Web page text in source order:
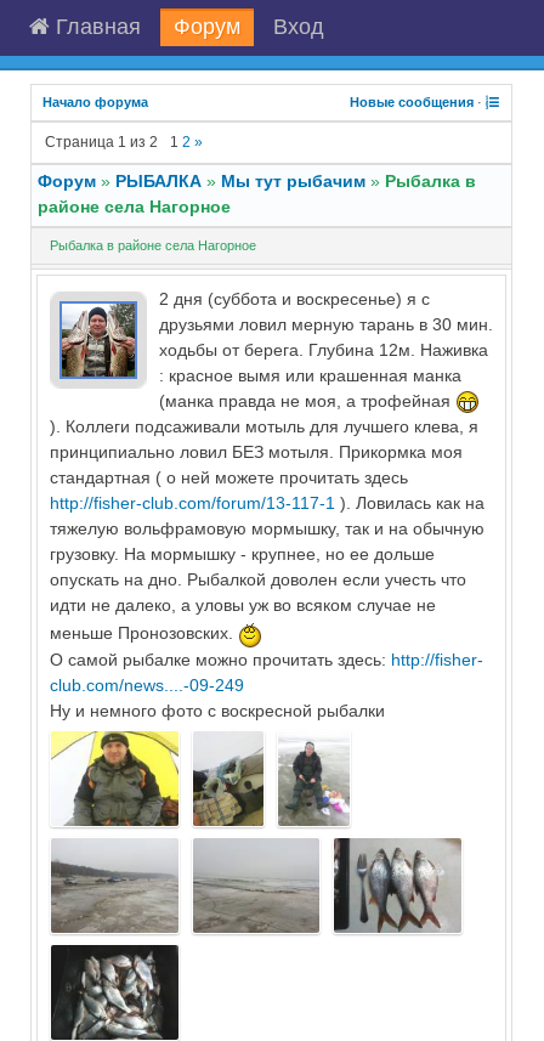
Главная Форум Вход
Начало форума Новые сообщения ·
Страница 1 из2 1 2 »
Форум » РЫБАЛКА » Мы тут рыбачим » Рыбалка в
районе села Нагорное
Рыбалка в районе села Нагорное
2 дня (суббота и воскресенье) я с
друзьями ловил мерную тарань в 30 мин.
ходьбы от берега. Глубина 12м. Наживка
: красное вымя или крашенная манка
(манка правда не моя, а трофейная
). Коллеги подсаживали мотыль для лучшего клева, я
принципиально ловил БЕЗ мотыля. Прикормка моя
стандартная ( о ней можете прочитать здесь
http://fisher-club.com/forum/13-117-1 ). Ловилась как на
тяжелую вольфрамовую мормышку, так и на обычную
грузовку. На мормышку - крупнее, но ее дольше
опускать на дно. Рыбалкой доволен если учесть что
идти не далеко, а уловы уж во всяком случае не
меньше Пронозовских.
О самой рыбалке можно прочитать здесь: http://fisher-
club.com/news....-09-249
Ну и немного фото с воскресной рыбалки